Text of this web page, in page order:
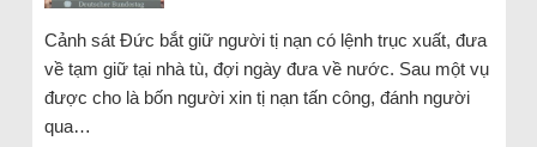
Cảnh sát Đức bắt giữ người tị nạn có lệnh trục xuất, đưa
về tạm giữ tại nhà tù, đợi ngày đưa về nước. Sau một vụ
được cho là bốn người xin tị nạn tấn công, đánh người
qua…